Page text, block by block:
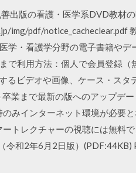
出版の看護・医学系DVD教材
img/pdf/notice_cacheclear.pdf
学・看護学分野の電子書籍やデ
利用方法：個人で会員登録（
るビデオや画像、ケース・スタ
業まで最新の版へのアップデ
みインターネット環境が必要
トレクチャーの視聴には無料で
令和2年6月2日版）(PDF:44KB)